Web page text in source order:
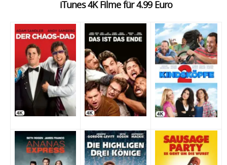
iTunes 4K Filme für 4.99 Euro